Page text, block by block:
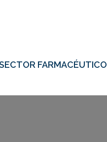
FARMACÉUTICO